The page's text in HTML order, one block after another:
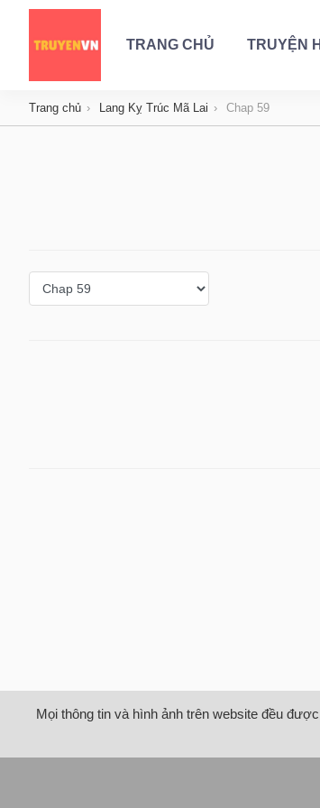
TRANG CHỦ TRUYỆN
Trang chủ Lang Kỵ Trúc Mã Lai Chap 59
Mọi thông tin và hình ảnh trên website đều